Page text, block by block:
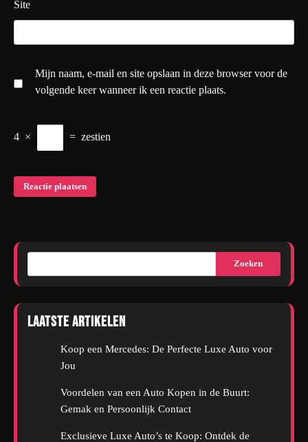
Site
Mijn naam, e-mail en site opslaan in deze browser voor de
volgende keer wanneer ik een reactie plaats.
4 × = zestien
Zoeken
Laatste artikelen
Koop een Mercedes: De Perfecte Luxe Auto voor
Jou
Voordelen van een Auto Kopen in de Buurt:
Gemak en Persoonlijk Contact
Exclusieve Luxe Auto’s te Koop: Ontdek de